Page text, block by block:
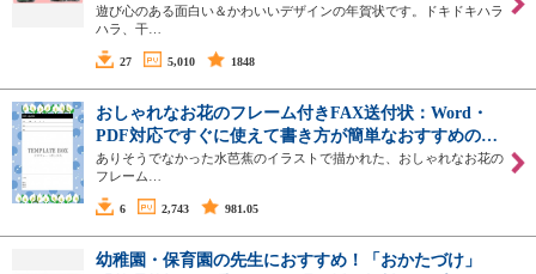
遊び心のある面白い＆かわいいデザインの年賀状です。ドキドキハラ
ハラ、干…
27 5,010 1848
おしゃれなお花のフレーム付きFAX送付状：Word・
PDF対応ですぐに使えて書き方が簡単なおすすめの…
ありそうでなかった水芭蕉のイラストで描かれた、おしゃれなお花の
フレーム…
6 2,743 981.05
幼稚園・保育園の先生におすすめ！「おかたづけ」